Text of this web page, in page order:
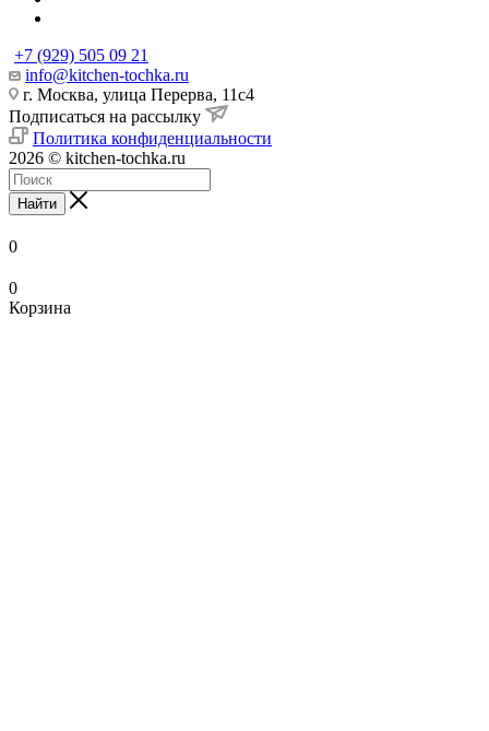
+7 (929) 505 09 21
info@kitchen-tochka.ru
г. Москва, улица Перерва, 11с4
Подписаться на рассылку
Политика конфиденциальности
2026 © kitchen-tochka.ru
Найти
0
0
Корзина